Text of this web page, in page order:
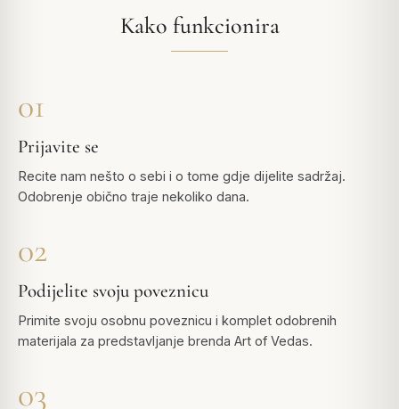
Kako funkcionira
01
Prijavite se
Recite nam nešto o sebi i o tome gdje dijelite sadržaj.
Odobrenje obično traje nekoliko dana.
02
Podijelite svoju poveznicu
Primite svoju osobnu poveznicu i komplet odobrenih
materijala za predstavljanje brenda Art of Vedas.
03